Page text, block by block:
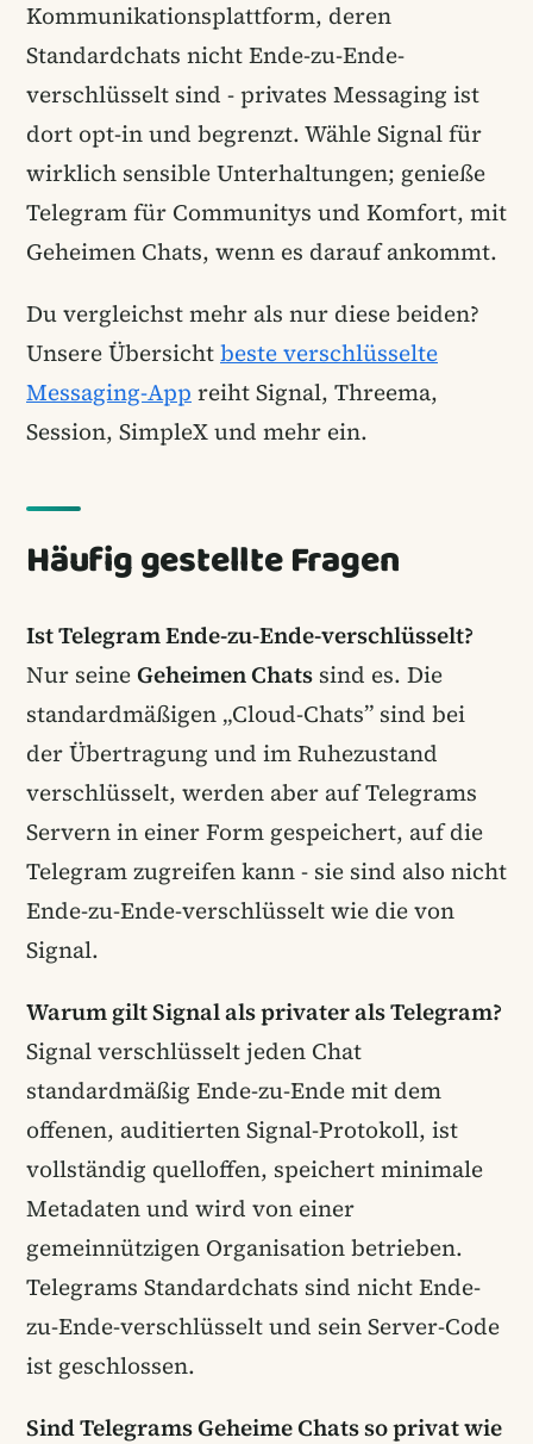
Kommunikationsplattform, deren
Standardchats nicht Ende-zu-Ende-
verschlüsselt sind - privates Messaging ist
dort opt-in und begrenzt. Wähle Signal für
wirklich sensible Unterhaltungen; genieße
Telegram für Communitys und Komfort, mit
Geheimen Chats, wenn es darauf ankommt.
Du vergleichst mehr als nur diese beiden?
Unsere Übersichtbeste verschlüsselte
Messaging-App reiht Signal, Threema,
Session, SimpleX und mehr ein.
Häufig gestellte Fragen
Ist Telegram Ende-zu-Ende-verschlüsselt?
Nur seineGeheimen Chats sind es. Die
standardmäßigen „Cloud-Chats” sind bei
der Übertragung und im Ruhezustand
verschlüsselt, werden aber auf Telegrams
Servern in einer Form gespeichert, auf die
Telegram zugreifen kann - sie sind also nicht
Ende-zu-Ende-verschlüsselt wie die von
Signal.
Warum gilt Signal als privater als Telegram?
Signal verschlüsselt jeden Chat
standardmäßig Ende-zu-Ende mit dem
offenen, auditierten Signal-Protokoll, ist
vollständig quelloffen, speichert minimale
Metadaten und wird von einer
gemeinnützigen Organisation betrieben.
Telegrams Standardchats sind nicht Ende-
zu-Ende-verschlüsselt und sein Server-Code
ist geschlossen.
Sind Telegrams Geheime Chats so privat wie